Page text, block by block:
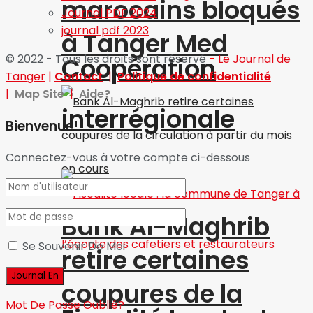
marocains bloqués
à Tanger Med
Bank Al-Maghrib
retire certaines
coupures de la
Coopération
interrégionale
Journal PDF 2024
journal pdf 2023
© 2022 - Tous les droits sont réservé-Le Journal de
Tanger | Contact |Politique de confidentialité
| Map Site|Aide?
Bienvenue!
Connectez-vous à votre compte ci-dessous
Se Souvenir De Moi
Mot De Passe Oublié?